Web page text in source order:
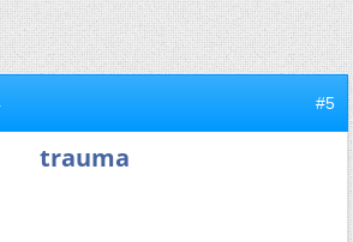
#5
trauma